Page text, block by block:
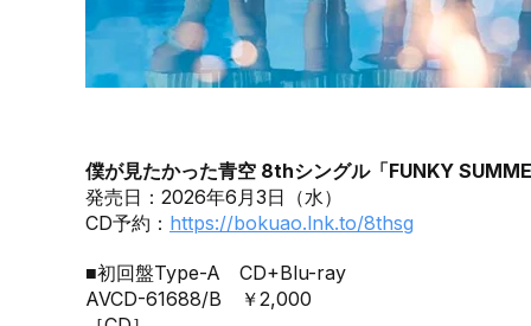
僕が見たかった青空 8thシングル「FUNKY
発売日：2026年6月3日（水）
CD予約： https://bokuao.lnk.to/8thsg
■初回盤Type-A CD+Blu-ray
AVCD-61688/B ￥2,000